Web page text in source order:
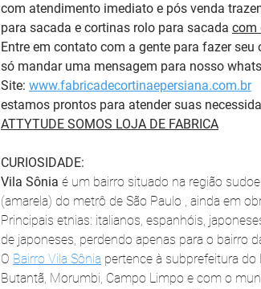
com atendimento imediato e pós venda
para sacada e cortinas rolo para sacada com
Entre em contato com a gente para fazer
só mandar uma mensagem para nosso
Site: www.fabricadecortinaepersiana.com.br
estamos prontos para atender suas
ATTYTUDE SOMOS LOJA DE FABRICA
CURIOSIDADE:
Vila Sônia é um bairro situado na região
(amarela) do metrô de São Paulo , ainda em
Principais etnias: italianos, espanhóis,
de japoneses, perdendo apenas para o bairro
O Bairro Vila Sônia pertence à subprefeitura
Butantã, Morumbi, Campo Limpo e com o